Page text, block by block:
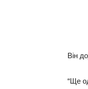
Вiн
“Щe